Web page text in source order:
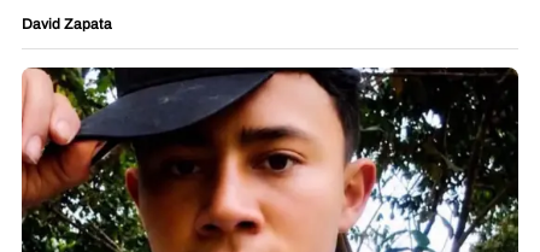
David Zapata